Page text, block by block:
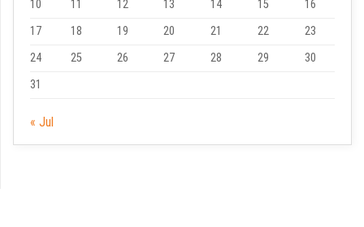
10
11 12 13 14 15
16
17
18 19 20 21 22
23
24
25 26 27 28 29
30
31
« Jul